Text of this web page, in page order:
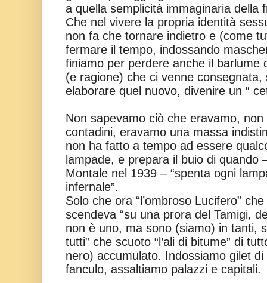
a quella semplicità immaginaria della
Che nel vivere la propria identità
non fa che tornare indietro e (come
fermare il tempo, indossando
finiamo per perdere anche il barlume
(e ragione) che ci venne
elaborare quel nuovo, divenire un “
Non sapevamo ciò che eravamo,
contadini, eravamo una massa
non ha fatto a tempo ad essere
lampade, e prepara il buio di quando
Montale nel 1939 – “spenta ogni
infernale”.
Solo che ora “l’ombroso Lucifero”
scendeva “su una prora del Tamigi,
non è uno, ma sono (siamo) in tanti,
tutti” che scuoto “l’ali di bitume” di
nero) accumulato. Indossiamo gilet
fanculo, assaltiamo palazzi e capitali.